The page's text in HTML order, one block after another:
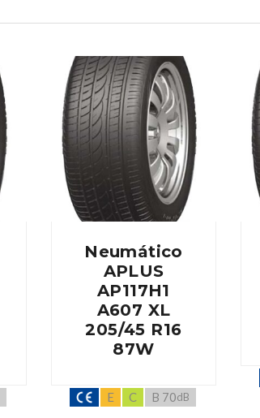
Neumático
APLUS
AP117H1
A607 XL
205/45 R16
87W
E C B 70dB